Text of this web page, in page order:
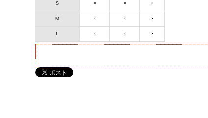
Ｓ × × ×
Ｍ × × ×
Ｌ × × ×